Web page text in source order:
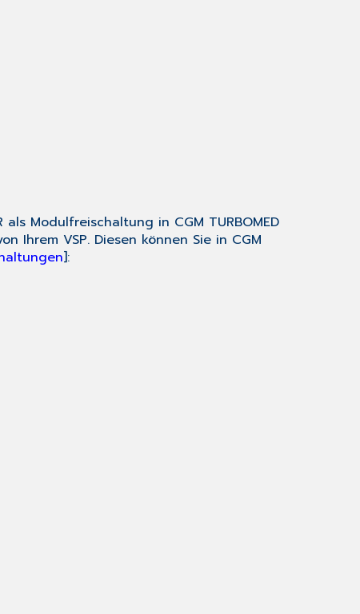
Vorlage
nachträglich
Modulfreischaltung in CGM TURBOMED
Ihrem VSP. Diesen können Sie in CGM
]: